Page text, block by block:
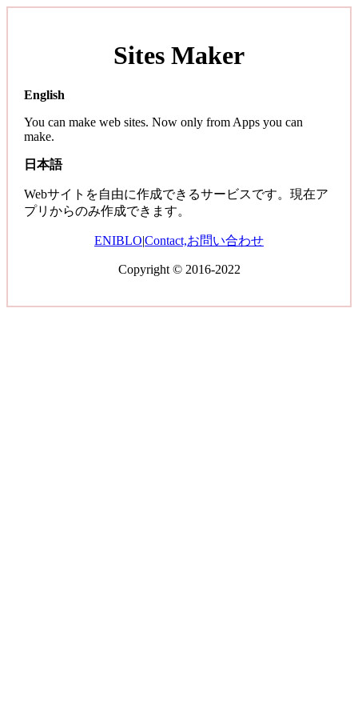
Sites Maker
English
You can make web sites. Now only from Apps you can
make.
日本語
Webサイトを自由に作成できるサービスです。現在ア
プリからのみ作成できます。
ENIBLO|Contact,お問い合わせ
Copyright © 2016-2022